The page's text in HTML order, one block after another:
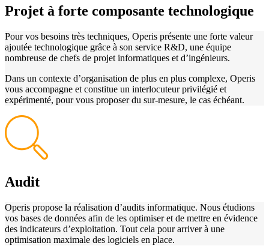
Projet à forte composante technologique
Pour vos besoins très techniques, Operis présente une forte valeur
ajoutée technologique grâce à son service R&D, une équipe
nombreuse de chefs de projet informatiques et d’ingénieurs.
Dans un contexte d’organisation de plus en plus complexe, Operis
vous accompagne et constitue un interlocuteur privilégié et
expérimenté, pour vous proposer du sur-mesure, le cas échéant.
Audit
Operis propose la réalisation d’audits informatique. Nous étudions
vos bases de données afin de les optimiser et de mettre en évidence
des indicateurs d’exploitation. Tout cela pour arriver à une
optimisation maximale des logiciels en place.